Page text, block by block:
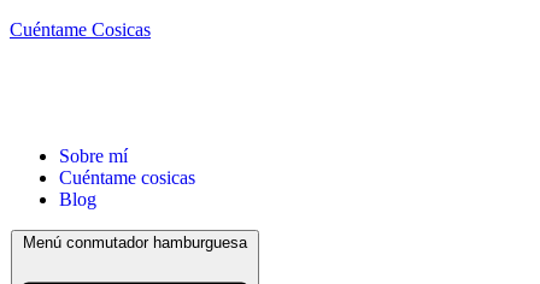
Cuéntame Cosicas
Sobre mí
Cuéntame cosicas
Blog
Menú conmutador hamburguesa